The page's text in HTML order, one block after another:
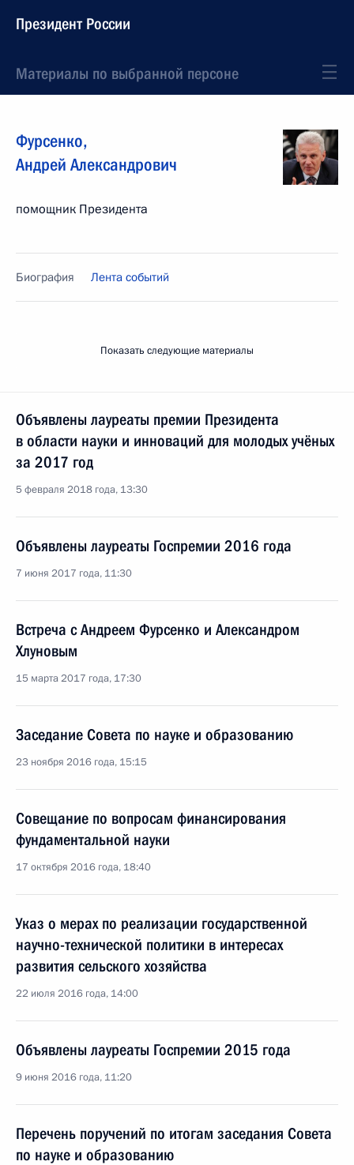
Президент России
Материалы по выбранной персоне
Фурсенко,
Андрей Александрович
помощник Президента
Биография Лента событий
Показать следующие материалы
Объявлены лауреаты премии Президента
в области науки и инноваций для молодых учёных
за 2017 год
5 февраля 2018 года, 13:30
Объявлены лауреаты Госпремии 2016 года
7 июня 2017 года, 11:30
Встреча с Андреем Фурсенко и Александром
Хлуновым
15 марта 2017 года, 17:30
Заседание Совета по науке и образованию
23 ноября 2016 года, 15:15
Совещание по вопросам финансирования
фундаментальной науки
17 октября 2016 года, 18:40
Указ о мерах по реализации государственной
научно-технической политики в интересах
развития сельского хозяйства
22 июля 2016 года, 14:00
Объявлены лауреаты Госпремии 2015 года
9 июня 2016 года, 11:20
Перечень поручений по итогам заседания Совета
по науке и образованию